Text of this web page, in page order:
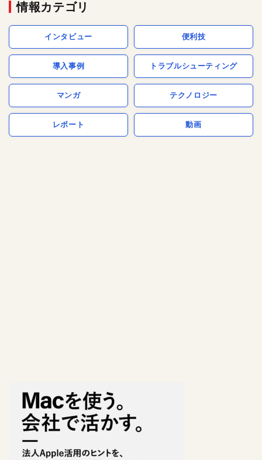
情報カテゴリ
インタビュー 便利技
導入事例 トラブルシューティング
マンガ テクノロジー
レポート 動画